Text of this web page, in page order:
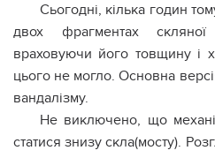
Сьогодні, кілька годин
двох фрагментах
враховуючи його товщину і
цього не могло. Основна
вандалізму.
Не виключено, що
статися знизу скла(мосту).